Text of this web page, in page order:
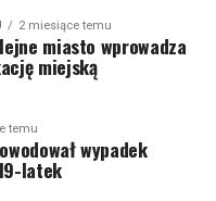
2 miesiące temu
miasto wprowadza
miejską
temu
wypadek
latek